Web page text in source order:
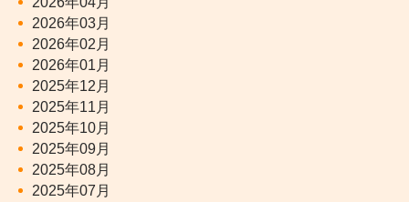
2026年03月
2026年02月
2026年01月
2025年12月
2025年11月
2025年10月
2025年09月
2025年08月
2025年07月